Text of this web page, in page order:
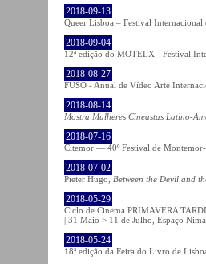
2018-09-13
Queer Lisboa – Festival Internacional
2018-09-04
12ª edição do MOTELX - Festival
2018-08-27
FUSO - Anual de Vídeo Arte
2018-08-14
Mostra Mulheres Cineastas Latino-
2018-07-16
Citemor — 40º Festival de
2018-07-02
Pieter Hugo, Between the Devil and
2018-05-29
Ciclo de Cinema PRIMAVERA
| 31 Maio > 11 de Julho, Espaço
2018-05-24
18ª edição da Feira do Livro de